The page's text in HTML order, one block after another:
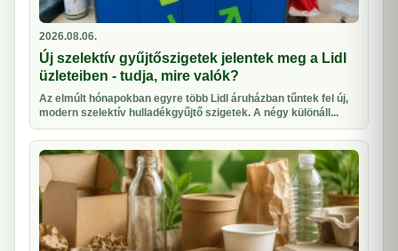
2026.08.06.
Új szelektív gyűjtőszigetek jelentek meg a Lidl
üzleteiben - tudja, mire valók?
Az elmúlt hónapokban egyre több Lidl áruházban tűntek fel új,
modern szelektív hulladékgyűjtő szigetek. A négy különáll...